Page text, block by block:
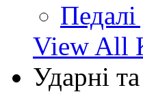
View All
Ударні